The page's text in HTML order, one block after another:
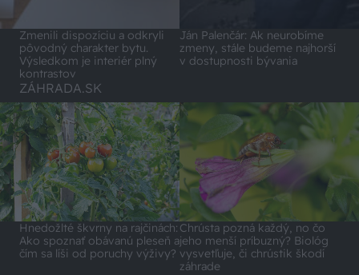
Zmenili dispozíciu a odkryli
pôvodný charakter bytu.
Výsledkom je interiér plný
kontrastov
Ján Palenčár: Ak neurobíme
zmeny, stále budeme najhorší
v dostupnosti bývania
ZÁHRADA.SK
Hnedožlté škvrny na rajčinách:
Ako spoznať obávanú pleseň a
čím sa líši od poruchy výživy?
Chrústa pozná každý, no čo
jeho menší príbuzný? Biológ
vysvetľuje, či chrústik škodí
záhrade